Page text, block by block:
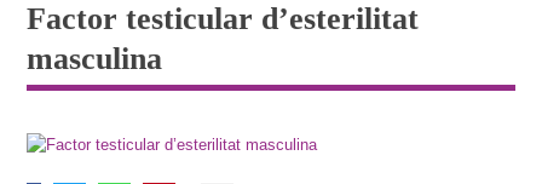
Factor testicular d’esterilitat
masculina